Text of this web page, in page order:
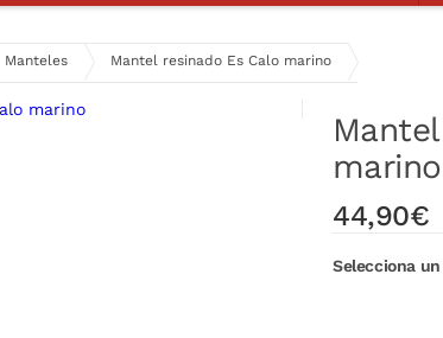
Manteles Mantel resinado Es Calo marino
marino
44,90€
Selecciona